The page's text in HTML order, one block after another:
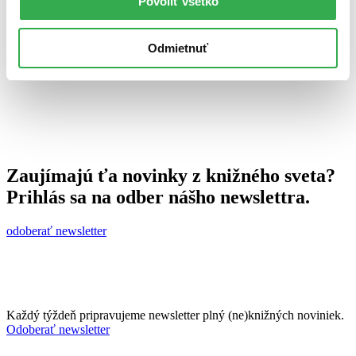
Odmietnuť
Zaujímajú ťa novinky z knižného sveta?
Prihlás sa na odber nášho newslettra.
odoberať newsletter
Každý týždeň pripravujeme newsletter plný (ne)knižných noviniek.
Odoberať newsletter